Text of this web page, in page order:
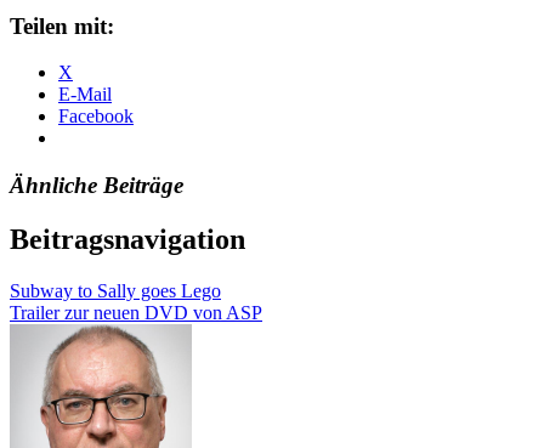
Teilen mit:
X
E-Mail
Facebook
Ähnliche Beiträge
Beitragsnavigation
Subway to Sally goes Lego
Trailer zur neuen DVD von ASP